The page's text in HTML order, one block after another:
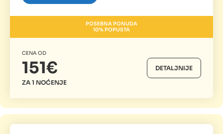
POSEBNA PONUDA
10% POPUSTA
CENA OD
151€
ZA 1 NOĆENJE
DETALJNIJE